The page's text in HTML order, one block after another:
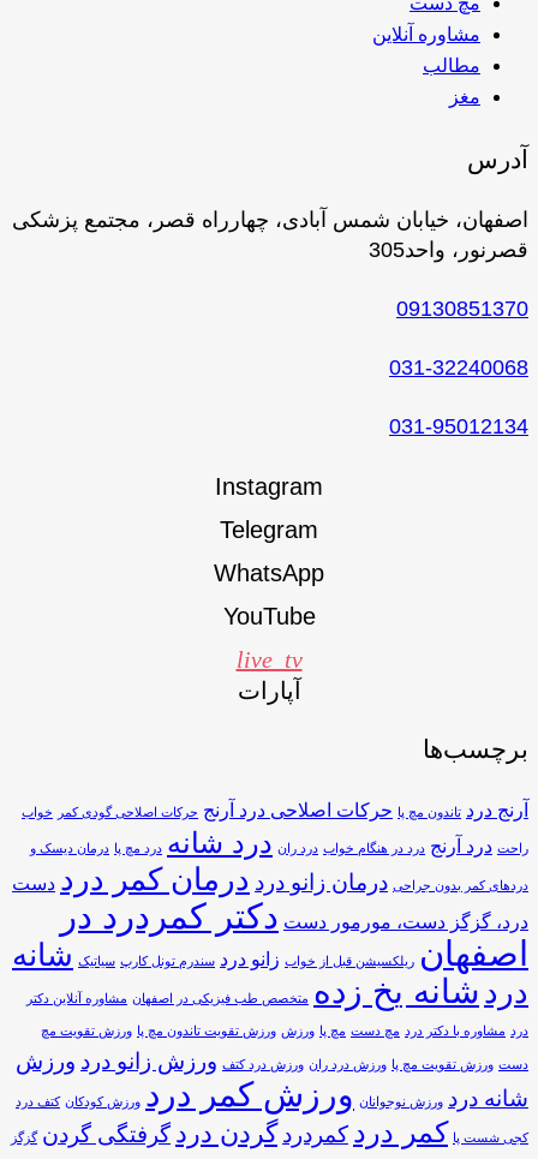
مشاوره آنلاین
مطالب
مغز
آدرس
اصفهان، خیابان شمس آبادی، چهارراه قصر، مجتمع پزشکی
قصرنور، واحد305
09130851370
031-32240068
031-95012134
Instagram
Telegram
WhatsApp
YouTube
live_tv
آپارات
برچسب‌ها
آرنج درد تاندون مچ پا حرکات اصلاحی درد آرنج حرکات اصلاحی گودی کمر خواب
راحت درد آرنج درد در هنگام خواب درد ران درد شانه درد مچ پا درمان دیسک و
دردهای کمر بدون جراحی درمان زانو درد درمان کمر درد دست
درد، گزگز دست، مورمور دست دکتر کمردرد در
اصفهان ریلکسیشن قبل از خواب زانو درد سندرم تونل کارپ سیاتیک شانه
درد شانه یخ زده متخصص طب فیزیکی در اصفهان مشاوره آنلاین دکتر
درد مشاوره با دکتر درد مچ دست مچ پا ورزش ورزش تقویت تاندون مچ پا ورزش تقویت مچ
دست ورزش تقویت مچ پا ورزش درد ران ورزش درد کتف ورزش زانو درد ورزش
شانه درد ورزش نوجوانان ورزش کمر درد ورزش کودکان کتف درد
کجی شست پا کمر درد کمردرد گردن درد گرفتگی گردن گزگز